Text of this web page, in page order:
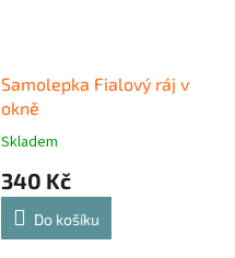
Samolepka Fialový ráj v
okně
Skladem
340 Kč
Do košíku